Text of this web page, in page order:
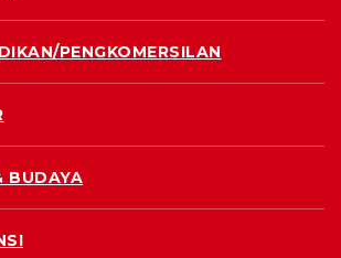
PENGKOMERSILAN
BUDAYA